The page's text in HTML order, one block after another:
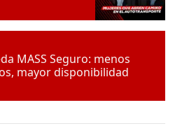
MASS Seguro: menos
mayor disponibilidad